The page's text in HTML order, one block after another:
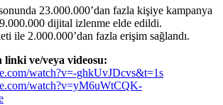
23.000.000’dan fazla kişiye kampanya
9.000.000 dijital izlenme elde edildi.
ile 2.000.000’dan fazla erişim sağlandı.
linki ve/veya videosu:
watch?v=-ghkUvJDcvs&t=1s
watch?v=yM6uWtCQK-